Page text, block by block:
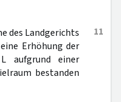
11
des Landgerichts
Erhöhung der
aufgrund einer
bestanden